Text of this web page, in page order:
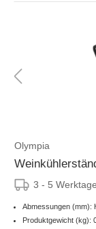
Olympia
3 - 5 Werktage
Abmessungen (mm):
Produktgewicht (kg):